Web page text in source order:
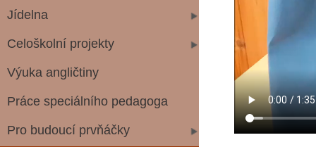
Jídelna
Celoškolní projekty
Výuka angličtiny
Práce speciálního pedagoga
Pro budoucí prvňáčky